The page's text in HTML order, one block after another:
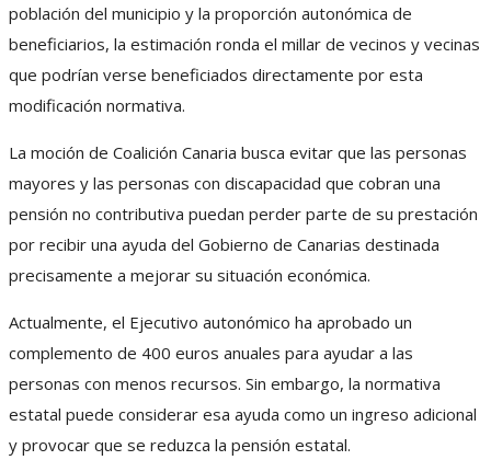
población del municipio y la proporción autonómica de
beneficiarios, la estimación ronda el millar de vecinos y vecinas
que podrían verse beneficiados directamente por esta
modificación normativa.
La moción de Coalición Canaria busca evitar que las personas
mayores y las personas con discapacidad que cobran una
pensión no contributiva puedan perder parte de su prestación
por recibir una ayuda del Gobierno de Canarias destinada
precisamente a mejorar su situación económica.
Actualmente, el Ejecutivo autonómico ha aprobado un
complemento de 400 euros anuales para ayudar a las
personas con menos recursos. Sin embargo, la normativa
estatal puede considerar esa ayuda como un ingreso adicional
y provocar que se reduzca la pensión estatal.